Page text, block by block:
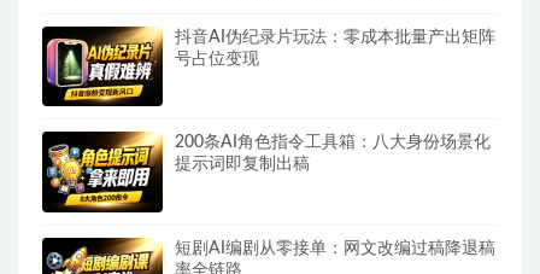
抖音AI伪纪录片玩法：零成本批量产出矩阵
号占位变现
200条AI角色指令工具箱：八大身份场景化
提示词即复制出稿
短剧AI编剧从零接单：网文改编过稿降退稿
率全链路